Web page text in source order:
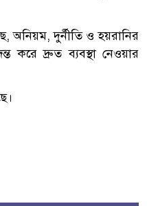
অনিয়ম, দুর্নীতি ও হয়রানির
করে দ্রুত ব্যবস্থা নেওয়ার